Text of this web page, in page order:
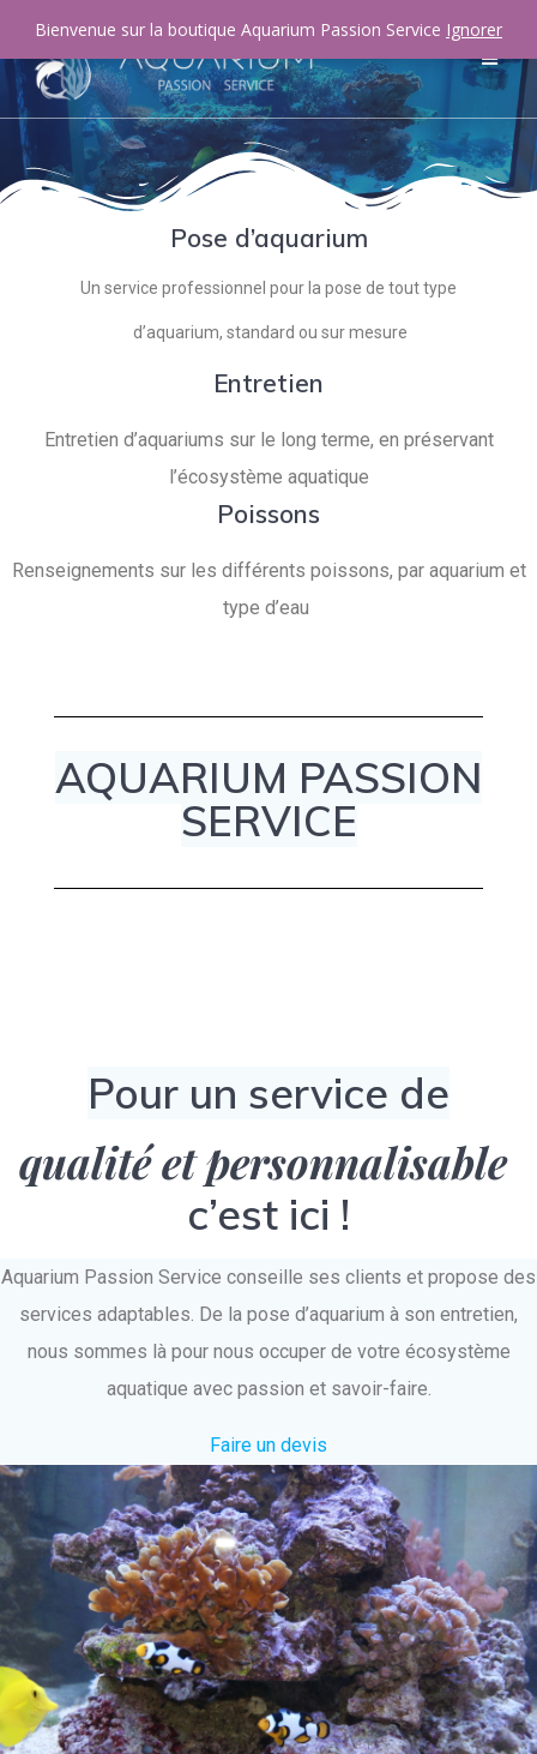
Pose d’aquarium
Un service professionnel pour la pose de tout type
d’aquarium, standard ou sur mesure
Entretien
Entretien d’aquariums sur le long terme, en préservant
l’écosystème aquatique
Poissons
Renseignements sur les différents poissons, par aquarium et
type d’eau
AQUARIUM PASSION
SERVICE
Pour un service de
qualité et personnalisable
c’est ici !
Aquarium Passion Service conseille ses clients et propose des
services adaptables. De la pose d’aquarium à son entretien,
nous sommes là pour nous occuper de votre écosystème
aquatique avec passion et savoir-faire.
Faire un devis
Bienvenue sur la boutique Aquarium Passion Service Ignorer